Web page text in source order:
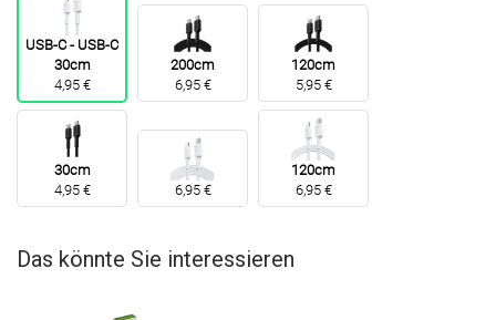
USB-C - USB-C
30cm
4,95 €
200cm
6,95 €
120cm
5,95 €
30cm
4,95 €
6,95 €
120cm
6,95 €
Das könnte Sie interessieren